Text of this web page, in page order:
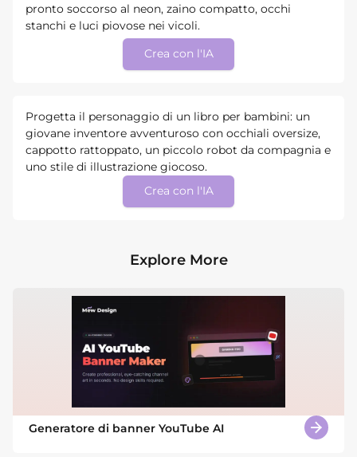
pronto soccorso al neon, zaino compatto, occhi
stanchi e luci piovose nei vicoli.
Crea con l'IA
Progetta il personaggio di un libro per bambini: un
giovane inventore avventuroso con occhiali oversize,
cappotto rattoppato, un piccolo robot da compagnia e
uno stile di illustrazione giocoso.
Crea con l'IA
Explore More
Generatore di banner YouTube AI